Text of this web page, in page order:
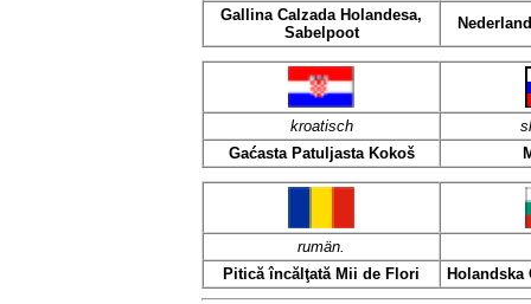
Gallina Calzada Holandesa,
Sabelpoot
kroatisch
Gaćasta Patuljasta Kokoš
rumän.
Pitică încălţată Mii de Flori
Holandska